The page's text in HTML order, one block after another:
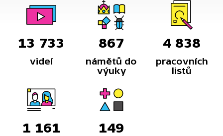
13 733
videí
867
námětů do
výuky
4 838
pracovních
listů
1 161 149